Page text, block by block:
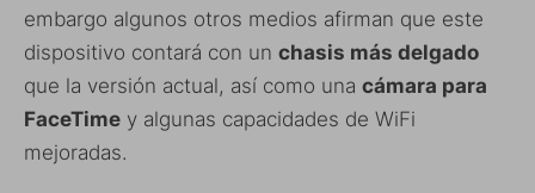
embargo algunos otros medios afirman que este
dispositivo contará con un chasis más delgado
que la versión actual, así como una cámara para
FaceTime y algunas capacidades de WiFi
mejoradas.